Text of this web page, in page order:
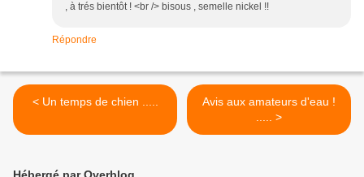
, à trés bientôt ! <br /> bisous , semelle nickel !!
Répondre
< Un temps de chien .....
Avis aux amateurs d'eau !
..... >